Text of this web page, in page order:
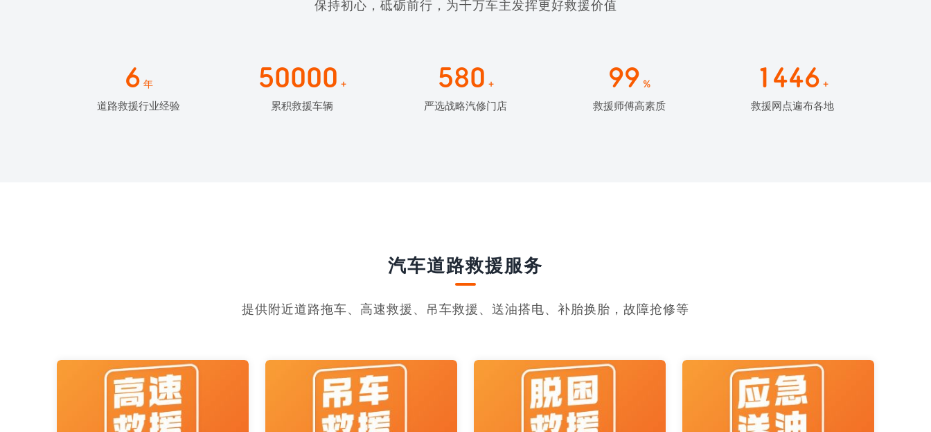
保持初心，砥砺前行，为千万车主发挥更好救援价值
6 年
道路救援行业经验
50000 +
累积救援车辆
580 +
严选战略汽修门店
99 %
救援师傅高素质
1446 +
救援网点遍布各地
汽车道路救援服务
提供附近道路拖车、高速救援、吊车救援、送油搭电、补胎换胎，故障抢修等